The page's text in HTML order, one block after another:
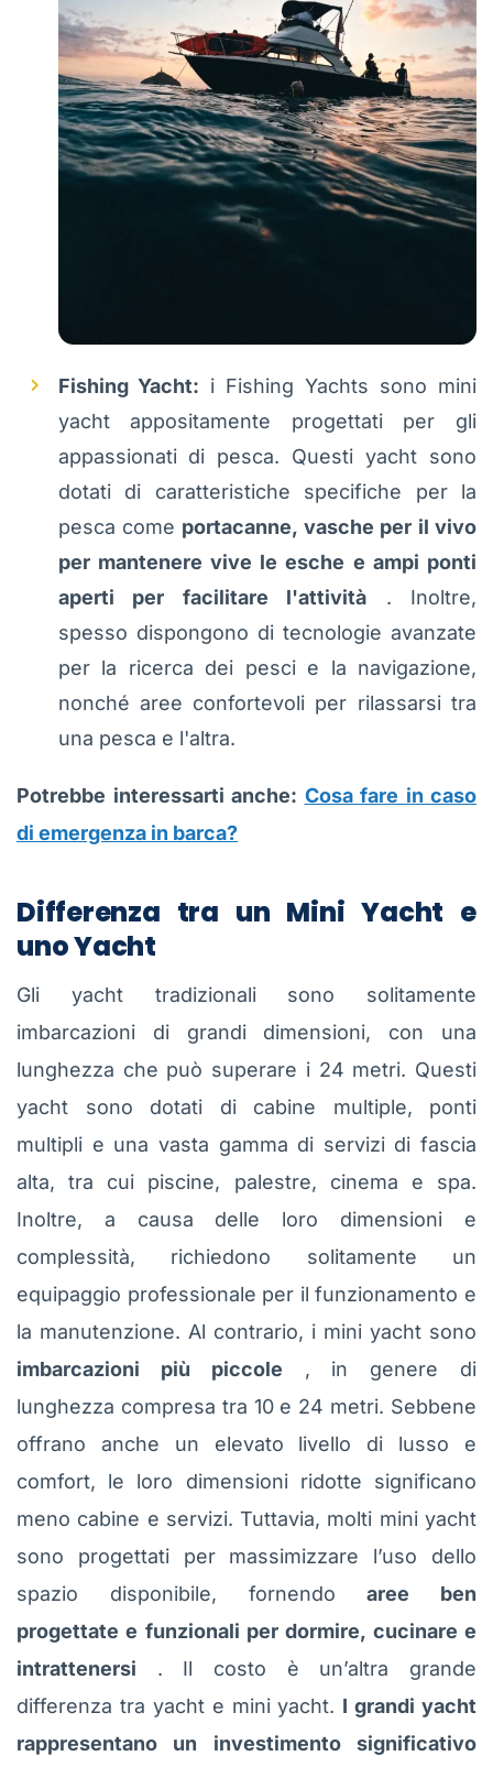
Fishing Yacht: i Fishing Yachts sono mini
yacht appositamente progettati per gli
appassionati di pesca. Questi yacht sono
dotati di caratteristiche specifiche per la
pesca come portacanne, vasche per il vivo
per mantenere vive le esche e ampi ponti
aperti per facilitare l'attività . Inoltre,
spesso dispongono di tecnologie avanzate
per la ricerca dei pesci e la navigazione,
nonché aree confortevoli per rilassarsi tra
una pesca e l'altra.
Potrebbe interessarti anche: Cosa fare in caso
di emergenza in barca?
Differenza tra un Mini Yacht e
uno Yacht
Gli yacht tradizionali sono solitamente
imbarcazioni di grandi dimensioni, con una
lunghezza che può superare i 24 metri. Questi
yacht sono dotati di cabine multiple, ponti
multipli e una vasta gamma di servizi di fascia
alta, tra cui piscine, palestre, cinema e spa.
Inoltre, a causa delle loro dimensioni e
complessità, richiedono solitamente un
equipaggio professionale per il funzionamento e
la manutenzione. Al contrario, i mini yacht sono
imbarcazioni più piccole , in genere di
lunghezza compresa tra 10 e 24 metri. Sebbene
offrano anche un elevato livello di lusso e
comfort, le loro dimensioni ridotte significano
meno cabine e servizi. Tuttavia, molti mini yacht
sono progettati per massimizzare l’uso dello
spazio disponibile, fornendoaree ben
progettate e funzionali per dormire, cucinare e
intrattenersi . Il costo è un’altra grande
differenza tra yacht e mini yacht. I grandi yacht
rappresentano un investimento significativo